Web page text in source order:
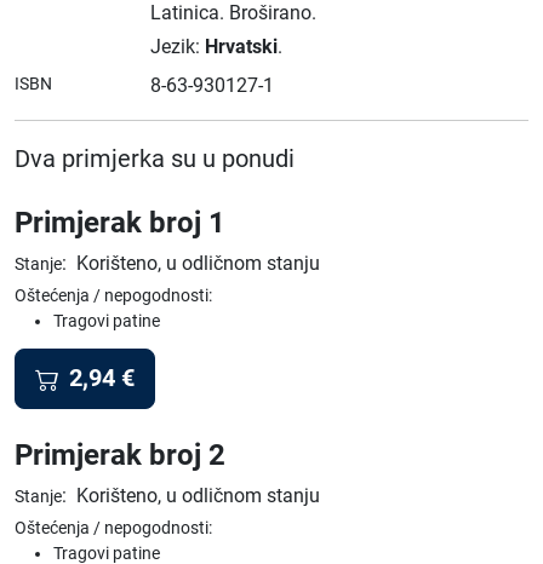
Latinica. Broširano.
Jezik: Hrvatski.
ISBN 8-63-930127-1
Dva primjerka su u ponudi
Primjerak broj 1
Stanje: Korišteno, u odličnom stanju
Oštećenja / nepogodnosti:
Tragovi patine
2,94 €
Primjerak broj 2
Stanje: Korišteno, u odličnom stanju
Oštećenja / nepogodnosti:
Tragovi patine